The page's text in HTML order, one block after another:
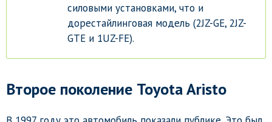
силовыми установками, что и
дорестайлинговая модель (2JZ-GE, 2JZ-
GTE и 1UZ-FE).
Второе поколение Toyota Aristo